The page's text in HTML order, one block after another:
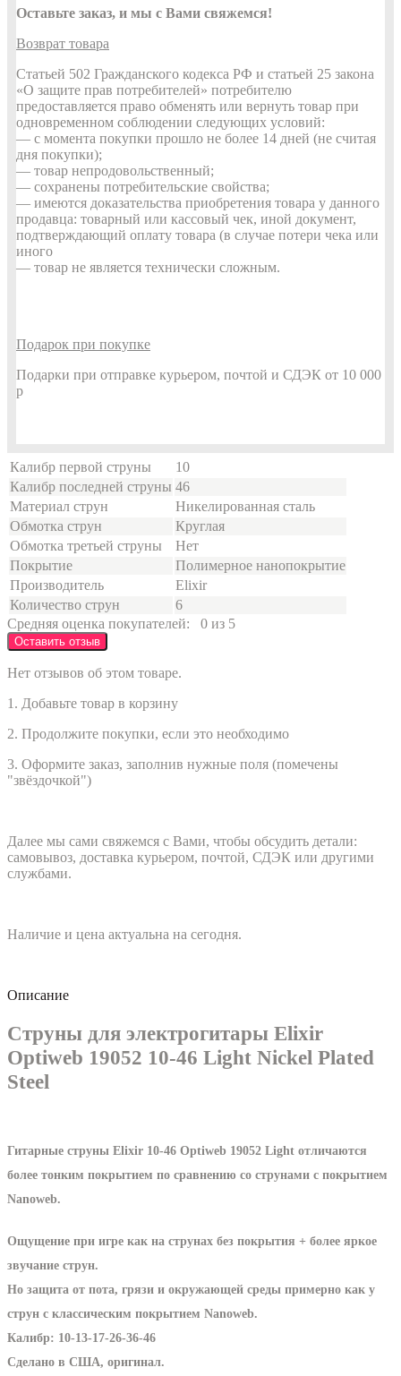
Оставьте заказ, и мы с Вами свяжемся!
Возврат товара
Статьей 502 Гражданского кодекса РФ и статьей 25 закона
«О защите прав потребителей» потребителю
предоставляется право обменять или вернуть товар при
одновременном соблюдении следующих условий:
— с момента покупки прошло не более 14 дней (не считая
дня покупки);
— товар непродовольственный;
— сохранены потребительские свойства;
— имеются доказательства приобретения товара у данного
продавца: товарный или кассовый чек, иной документ,
подтверждающий оплату товара (в случае потери чека или
иного
— товар не является технически сложным.
Подарок при покупке
Подарки при отправке курьером, почтой и СДЭК от 10 000
р
Калибр первой струны
10
Калибр последней струны 46
Материал струн
Никелированная сталь
Обмотка струн
Круглая
Обмотка третьей струны
Нет
Покрытие
Полимерное нанопокрытие
Производитель
Elixir
Количество струн
6
Средняя оценка покупателей:
0 из 5
Оставить отзыв
Нет отзывов об этом товаре.
1. Добавьте товар в корзину
2. Продолжите покупки, если это необходимо
3. Оформите заказ, заполнив нужные поля (помечены
"звёздочкой")
Далее мы сами свяжемся с Вами, чтобы обсудить детали:
самовывоз, доставка курьером, почтой, СДЭК или другими
службами.
Наличие и цена актуальна на сегодня.
Описание
Струны для электрогитары Elixir
Optiweb 19052 10-46 Light Nickel Plated
Steel
Гитарные струны Elixir 10-46 Optiweb 19052 Light отличаются
более тонким покрытием по сравнению со струнами с покрытием
Nanoweb.
Ощущение при игре как на струнах без покрытия + более яркое
звучание струн.
Но защита от пота, грязи и окружающей среды примерно как у
струн с классическим покрытием Nanoweb.
Калибр: 10-13-17-26-36-46
Сделано в США, оригинал.